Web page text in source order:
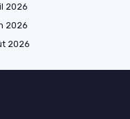
2026
2026
2026